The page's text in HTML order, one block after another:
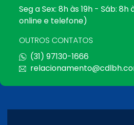
Seg a Sex: 8h às 19h - Sáb: 8h
online e telefone)
OUTROS CONTATOS
(31) 97130-1666